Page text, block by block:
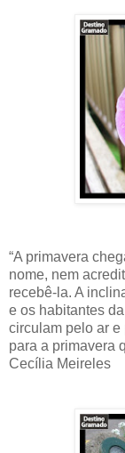
“A primavera
nome, nem
recebê-la. A
e os habitantes
circulam pelo ar e
para a primavera
Cecília Meireles